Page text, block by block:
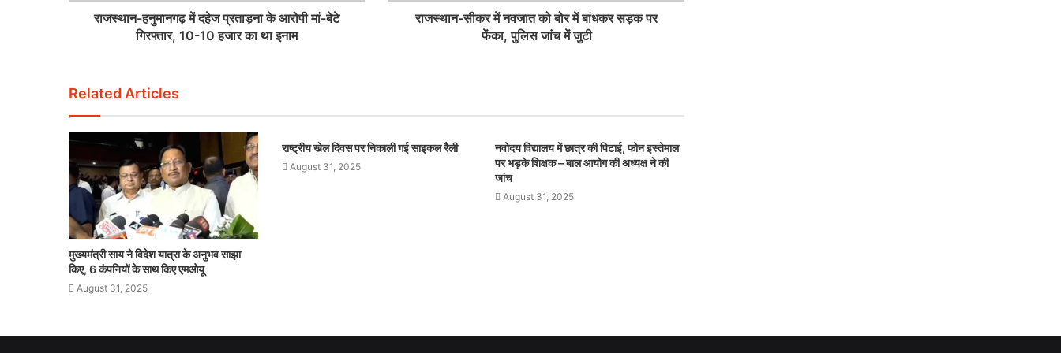
राजस्थान-हनुमानगढ़ में दहेज प्रताड़ना के आरोपी मां-बेटे
गिरफ्तार, 10-10 हजार का था इनाम
राजस्थान-सीकर में नवजात को बोर में बांधकर सड़क पर
फेंका, पुलिस जांच में जुटी
Related Articles
मुख्यमंत्री साय ने विदेश यात्रा के अनुभव साझा
किए, 6 कंपनियों के साथ किए एमओयू
August 31, 2025
राष्ट्रीय खेल दिवस पर निकाली गई साइकल रैली
August 31, 2025
नवोदय विद्यालय में छात्र की पिटाई, फोन इस्तेमाल
पर भड़के शिक्षक – बाल आयोग की अध्यक्ष ने की
जांच
August 31, 2025